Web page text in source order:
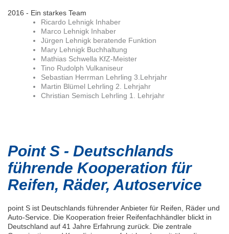
2016 - Ein starkes Team
Ricardo Lehnigk Inhaber
Marco Lehnigk Inhaber
Jürgen Lehnigk beratende Funktion
Mary Lehnigk Buchhaltung
Mathias Schwella KfZ-Meister
Tino Rudolph Vulkaniseur
Sebastian Herrman Lehrling 3.Lehrjahr
Martin Blümel Lehrling 2. Lehrjahr
Christian Semisch Lehrling 1. Lehrjahr
Point S - Deutschlands
führende Kooperation für
Reifen, Räder, Autoservice
point S ist Deutschlands führender Anbieter für Reifen, Räder und
Auto-Service. Die Kooperation freier Reifenfachhändler blickt in
Deutschland auf 41 Jahre Erfahrung zurück. Die zentrale